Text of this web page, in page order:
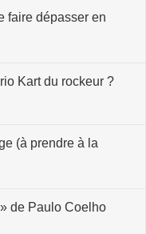
faire dépasser en
Kart du rockeur ?
(à prendre à la
de Paulo Coelho